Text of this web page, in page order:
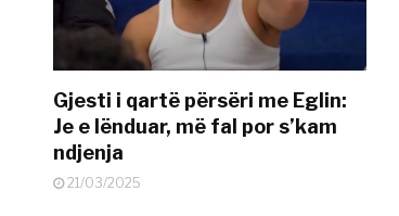
Gjesti i qartë përsëri me Eglin:
Je e lënduar, më fal por s’kam
ndjenja
21/03/2025